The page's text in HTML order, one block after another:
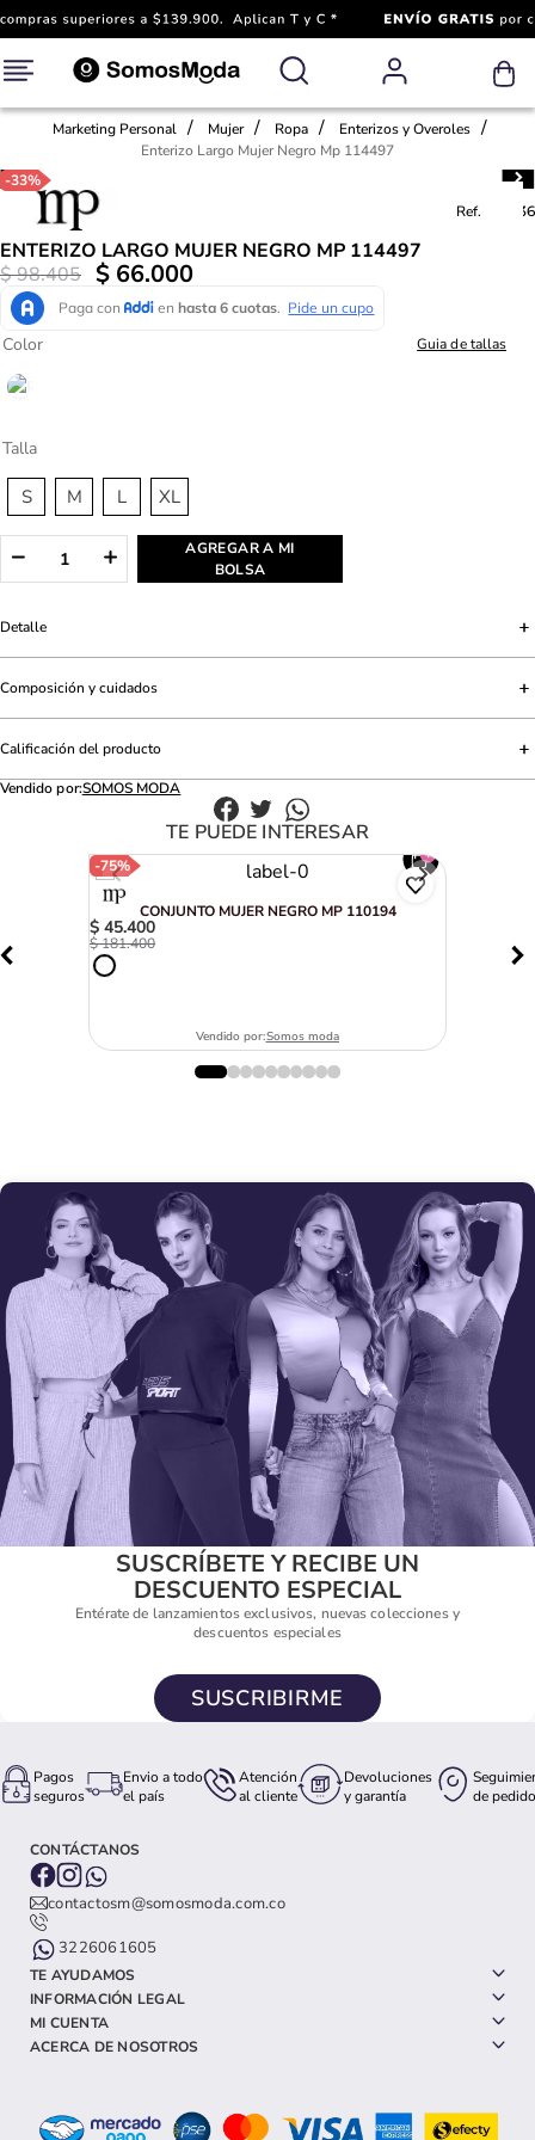
Marketing Personal Mujer Ropa
Enterizos y Overoles
Enterizo Largo Mujer Negro Mp 114497
-33%
Ref.
792436
ENTERIZO LARGO MUJER NEGRO MP 114497
$98.405 $ 66.000
Talla
S M L XL
Color Guia de tallas
AGREGAR A MI
BOLSA
Detalle
Composición y cuidados
Calificación del producto
Vendido por:SOMOS MODA
TE PUEDE INTERESAR
-75%
CONJUNTO MUJER NEGRO MP 110194
$ 45.400
$181.400
Vendido por:Somos moda
SUSCRÍBETE Y RECIBE UN
DESCUENTO ESPECIAL
Entérate de lanzamientos exclusivos, nuevas colecciones y
descuentos especiales
SUSCRIBIRME
Pagos
seguros
Envio a todo
el país
Atención
al cliente
Devoluciones
y garantía
de pedido
CONTÁCTANOS
contactosm@somosmoda.com.co
3226061605
TE AYUDAMOS
INFORMACIÓN LEGAL
MI CUENTA
ACERCA DE NOSOTROS